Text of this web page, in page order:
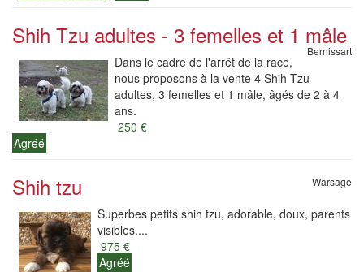
Shih Tzu adultes - 3 femelles et 1 mâle
Bernissart
Dans le cadre de l'arrêt de la race,
nous proposons à la vente 4 Shih Tzu
adultes, 3 femelles et 1 mâle, âgés de 2 à 4
ans.
250 €
Agréé
Shih tzu Warsage
Superbes petits shih tzu, adorable, doux, parents
visibles....
975 €
Agréé